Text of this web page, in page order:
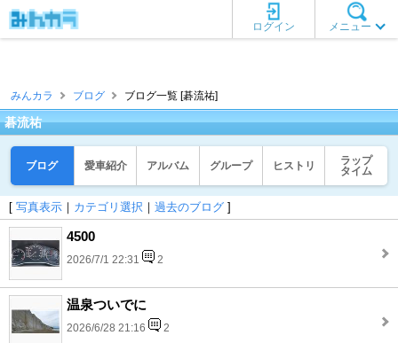
メニュー
ログイン
みんカラ ブログ ブログ一覧 [碁流祐]
碁流祐
ブログ 愛車紹介 アルバム グループ ヒストリ
ラップ
タイム
[ 写真表示 ｜ カテゴリ選択 ｜ 過去のブログ ]
4500
2026/7/1 22:31 2
温泉ついでに
2026/6/28 21:16 2